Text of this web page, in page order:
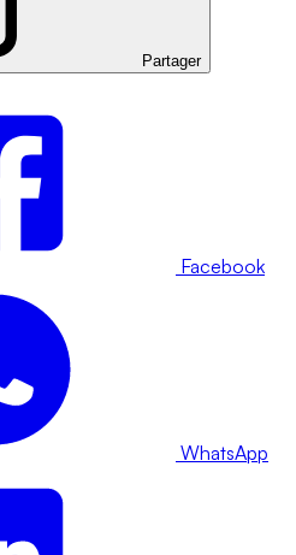
Partager
Facebook
WhatsApp